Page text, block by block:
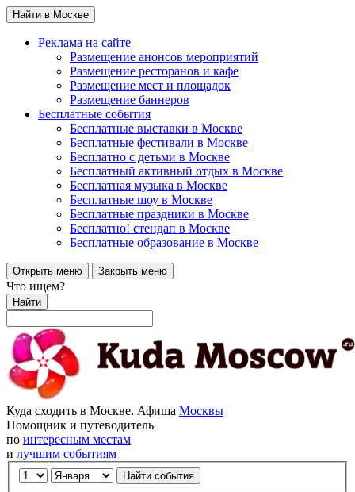
Найти в Москве
Реклама на сайте
Размещение анонсов мероприятий
Размещение ресторанов и кафе
Размещение мест и площадок
Размещение баннеров
Бесплатные события
Бесплатные выставки в Москве
Бесплатные фестивали в Москве
Бесплатно с детьми в Москве
Бесплатный активный отдых в Москве
Бесплатная музыка в Москве
Бесплатные шоу в Москве
Бесплатные праздники в Москве
Бесплатно! стендап в Москве
Бесплатные образование в Москве
Открыть меню Закрыть меню
Что ищем?
Найти
Куда сходить в Москве. Афиша Москвы
Помощник и путеводитель
по интересным местам
и лучшим событиям